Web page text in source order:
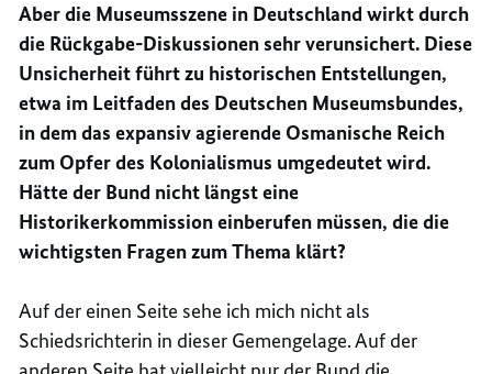
Aber die Museumsszene in Deutschland wirkt durch
die Rückgabe-Diskussionen sehr verunsichert. Diese
Unsicherheit führt zu historischen Entstellungen,
etwa im Leitfaden des Deutschen Museumsbundes,
in dem das expansiv agierende Osmanische Reich
zum Opfer des Kolonialismus umgedeutet wird.
Hätte der Bund nicht längst eine
Historikerkommission einberufen müssen, die die
wichtigsten Fragen zum Thema klärt?
Auf der einen Seite sehe ich mich nicht als
Schiedsrichterin in dieser Gemengelage. Auf der